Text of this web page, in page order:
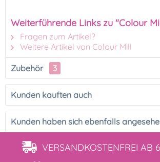
Weiterführende Links zu "Colour
Fragen zum Artikel?
Weitere Artikel von Colour Mill
Zubehör 3
Kunden kauften auch
Kunden haben sich ebenfalls
VERSANDKOSTENFREI AB